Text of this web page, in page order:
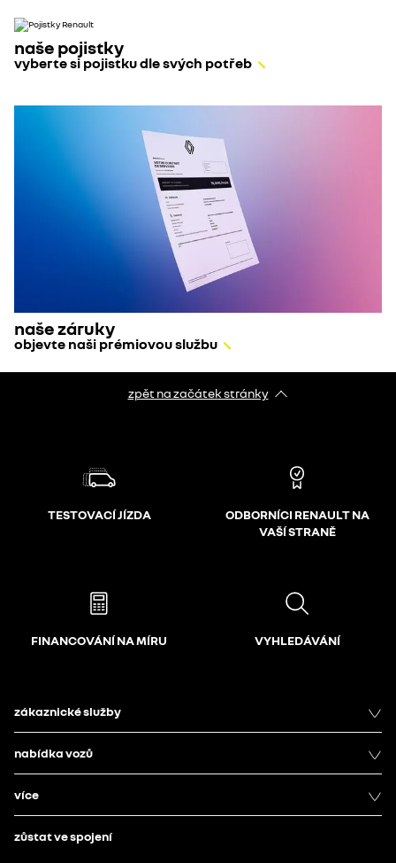
naše pojistky
vyberte si pojistku dle svých potřeb
naše záruky
objevte naši prémiovou službu
zpět na začátek stránky
TESTOVACÍ JÍZDA
ODBORNÍCI RENAULT NA
VAŠÍ STRANĚ
FINANCOVÁNÍ NA MÍRU VYHLEDÁVÁNÍ
zákaznické služby
nabídka vozů
více
zůstat ve spojení